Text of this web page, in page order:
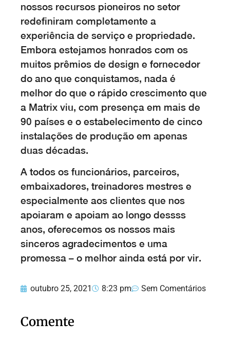
nossos recursos pioneiros no setor
redefiniram completamente a
experiência de serviço e propriedade.
Embora estejamos honrados com os
muitos prêmios de design e fornecedor
do ano que conquistamos, nada é
melhor do que o rápido crescimento que
a Matrix viu, com presença em mais de
90 países e o estabelecimento de cinco
instalações de produção em apenas
duas décadas.
A todos os funcionários, parceiros,
embaixadores, treinadores mestres e
especialmente aos clientes que nos
apoiaram e apoiam ao longo dessss
anos, oferecemos os nossos mais
sinceros agradecimentos e uma
promessa – o melhor ainda está por vir.
outubro 25, 2021 8:23 pm Sem Comentários
Comente